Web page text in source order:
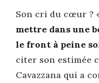
Son cri du cœur ?
mettre dans une
le front à peine
citer son estimée
Cavazzana qui a